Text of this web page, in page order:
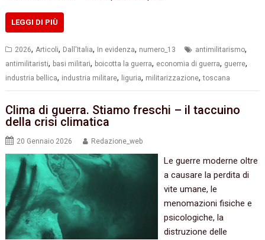
LEGGI DI PIÙ
2026, Articoli, Dall'Italia, In evidenza, numero_13 antimilitarismo,
antimilitaristi, basi militari, boicotta la guerra, economia di guerra, guerre,
industria bellica, industria militare, liguria, militarizzazione,toscana
Clima di guerra. Stiamo freschi – il taccuino
della crisi climatica
20 Gennaio 2026 Redazione_web
Le guerre moderne oltre
a causare la perdita di
vite umane, le
menomazioni fisiche e
psicologiche, la
distruzione delle